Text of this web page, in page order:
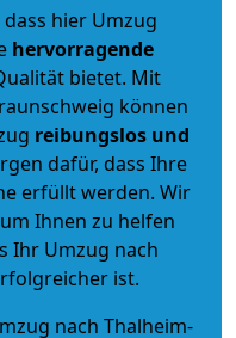
hier Umzug
hervorragende
bietet. Mit
können
reibungslos und
dafür, dass Ihre
erfüllt werden. Wir
Ihnen zu helfen
Ihr Umzug nach
ist.
nach Thalheim-